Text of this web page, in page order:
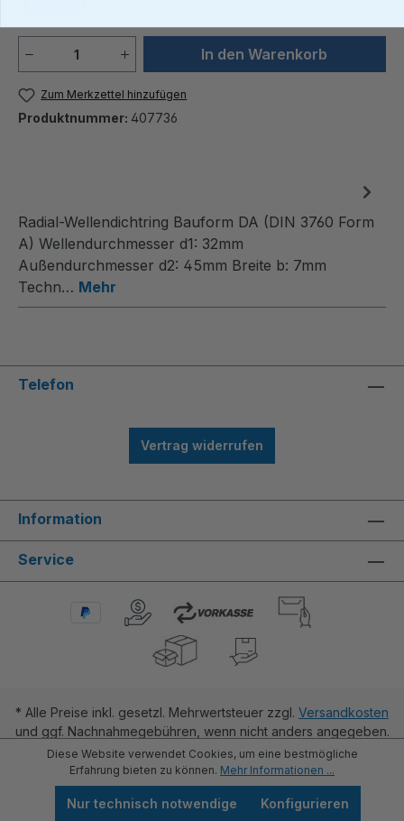
Produkt Anzahl: Gib denIn den Warenkorb
Zum Merkzettel hinzufügen
Produktnummer: 407736
Radial-Wellendichtring Bauform DA (DIN 3760 Form
A) Wellendurchmesser d1: 32mm
Außendurchmesser d2: 45mm Breite b: 7mm
Techn… Mehr
Telefon
Vertrag widerrufen
Information
Service
* Alle Preise inkl. gesetzl. Mehrwertsteuer zzgl. Versandkosten
und ggf. Nachnahmegebühren, wenn nicht anders angegeben.
Diese Website verwendet Cookies, um eine bestmögliche
Erfahrung bieten zu können. Mehr Informationen ...
Nur technisch notwendige Konfigurieren